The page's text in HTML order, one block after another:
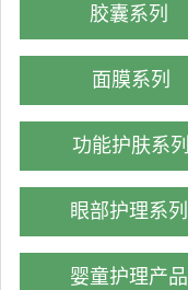
胶囊系列
面膜系列
功能护肤系列
眼部护理系列
婴童护理产品